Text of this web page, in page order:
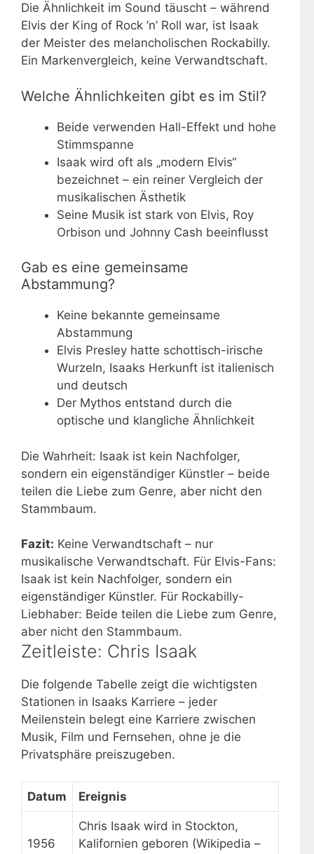
Die Ähnlichkeit im Sound täuscht – während
Elvis der King of Rock ’n’ Roll war, ist Isaak
der Meister des melancholischen Rockabilly.
Ein Markenvergleich, keine Verwandtschaft.
Welche Ähnlichkeiten gibt es im Stil?
Beide verwenden Hall-Effekt und hohe
Stimmspanne
Isaak wird oft als „modern Elvis“
bezeichnet – ein reiner Vergleich der
musikalischen Ästhetik
Seine Musik ist stark von Elvis, Roy
Orbison und Johnny Cash beeinflusst
Gab es eine gemeinsame
Abstammung?
Keine bekannte gemeinsame
Abstammung
Elvis Presley hatte schottisch-irische
Wurzeln, Isaaks Herkunft ist italienisch
und deutsch
Der Mythos entstand durch die
optische und klangliche Ähnlichkeit
Die Wahrheit: Isaak ist kein Nachfolger,
sondern ein eigenständiger Künstler – beide
teilen die Liebe zum Genre, aber nicht den
Stammbaum.
Fazit: Keine Verwandtschaft – nur
musikalische Verwandtschaft. Für Elvis-Fans:
Isaak ist kein Nachfolger, sondern ein
eigenständiger Künstler. Für Rockabilly-
Liebhaber: Beide teilen die Liebe zum Genre,
aber nicht den Stammbaum.
Zeitleiste: Chris Isaak
Die folgende Tabelle zeigt die wichtigsten
Stationen in Isaaks Karriere – jeder
Meilenstein belegt eine Karriere zwischen
Musik, Film und Fernsehen, ohne je die
Privatsphäre preiszugeben.
Datum Ereignis
1956
Chris Isaak wird in Stockton,
Kalifornien geboren (Wikipedia –